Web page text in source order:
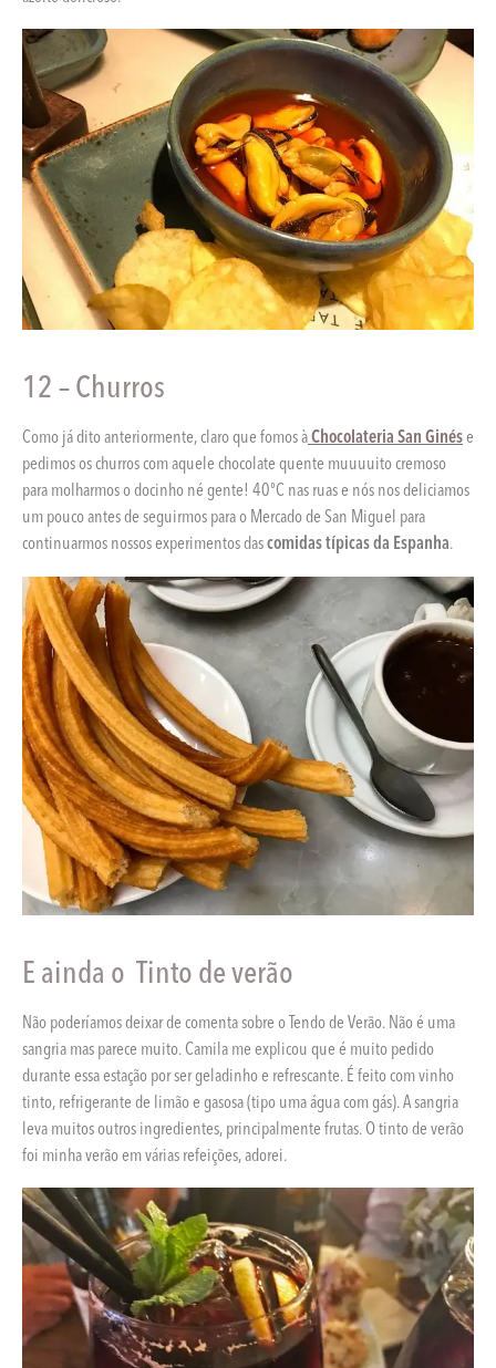
12 – Churros
Como já dito anteriormente, claro que fomos àChocolateria San Ginése
pedimos os churros com aquele chocolate quente muuuuito cremoso
para molharmos o docinho né gente! 40ºC nas ruas e nós nos deliciamos
um pouco antes de seguirmos para o Mercado de San Miguel para
continuarmos nossos experimentos dascomidas típicas da Espanha.
E ainda o Tinto de verão
Não poderíamos deixar de comenta sobre o Tendo de Verão. Não é uma
sangria mas parece muito. Camila me explicou que é muito pedido
durante essa estação por ser geladinho e refrescante. É feito com vinho
tinto, refrigerante de limão e gasosa (tipo uma água com gás). A sangria
leva muitos outros ingredientes, principalmente frutas. O tinto de verão
foi minha verão em várias refeições, adorei.